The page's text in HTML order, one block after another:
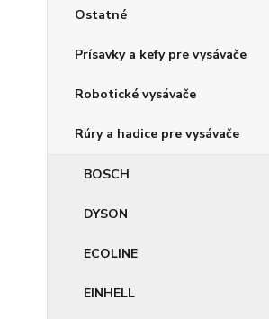
Ostatné
Prísavky a kefy pre vysávače
Robotické vysávače
Rúry a hadice pre vysávače
BOSCH
DYSON
ECOLINE
EINHELL